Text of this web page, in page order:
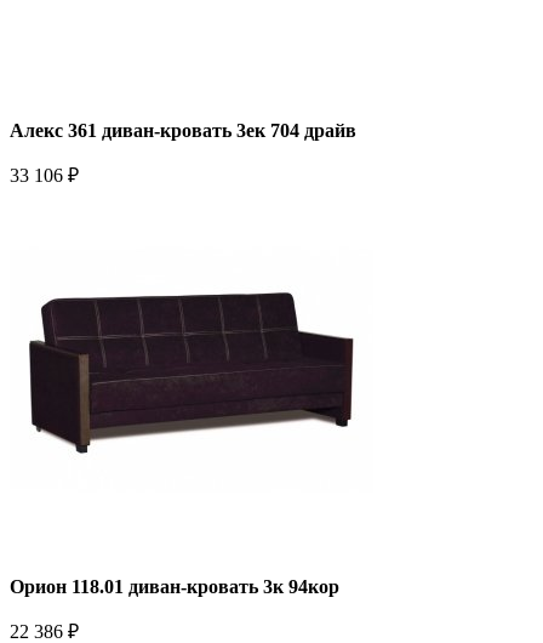
Алекс 361 диван-кровать 3ек 704 драйв
33 106 ₽
Орион 118.01 диван-кровать 3к 94кор
22 386 ₽